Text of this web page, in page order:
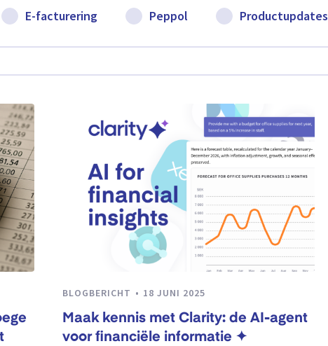
E-facturering Peppol Productupdates
BLOGBERICHT 18 JUNI 2025
Maak kennis met Clarity: de AI-agent
voor financiële informatie ✦